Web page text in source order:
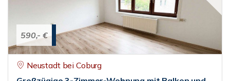
590,- €
Neustadt bei Coburg